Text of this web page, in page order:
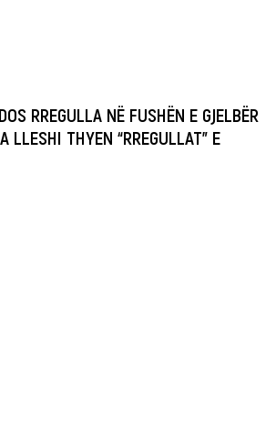
RREGULLA NË FUSHËN E GJELBËR
LLESHI THYEN “RREGULLAT” E